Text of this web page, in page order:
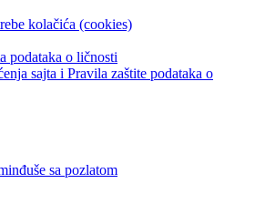
kolačića (cookies)
podataka o ličnosti
sajta i Pravila zaštite podataka o
sa pozlatom